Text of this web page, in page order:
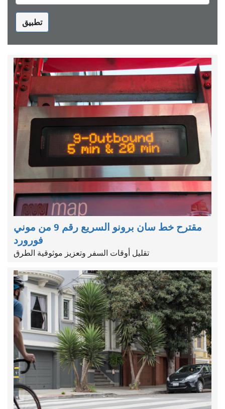
تطبيق
مقترح خط سان برونو السريع رقم 9 من موني
فورورد
تقليل أوقات السفر وتعزيز موثوقية الطرق